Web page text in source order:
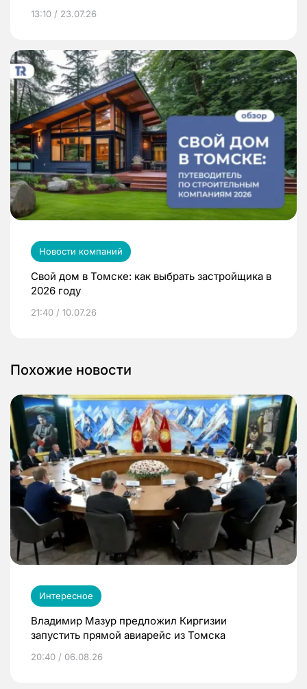
13:10 / 23.07.26
Новости компаний
Свой дом в Томске: как выбрать застройщика в
2026 году
21:40 / 10.07.26
Похожие новости
Интересное
Владимир Мазур предложил Киргизии
запустить прямой авиарейс из Томска
20:40 / 06.08.26